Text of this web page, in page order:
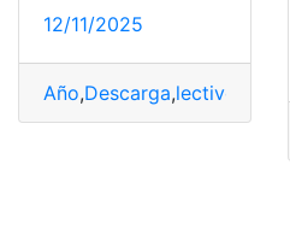
12/11/2025
Año,Descarga,lectivo